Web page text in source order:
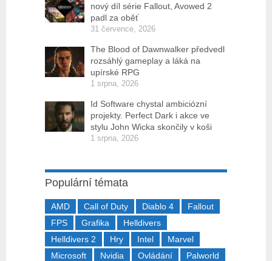
nový díl série Fallout, Avowed 2
padl za oběť
31 července, 2026
The Blood of Dawnwalker předvedl
rozsáhlý gameplay a láká na
upírské RPG
1 srpna, 2026
Id Software chystal ambiciózní
projekty. Perfect Dark i akce ve
stylu John Wicka skončily v koši
1 srpna, 2026
Populární témata
AMD Call of Duty Diablo 4
Fallout
FPS
Grafika
Helldivers
Helldivers 2
Hry Intel
Marvel
Microsoft
Nvidia Ovládání
Palworld